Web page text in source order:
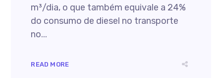
m³/dia, o que também equivale a 24%
do consumo de diesel no transporte
no...
READ MORE